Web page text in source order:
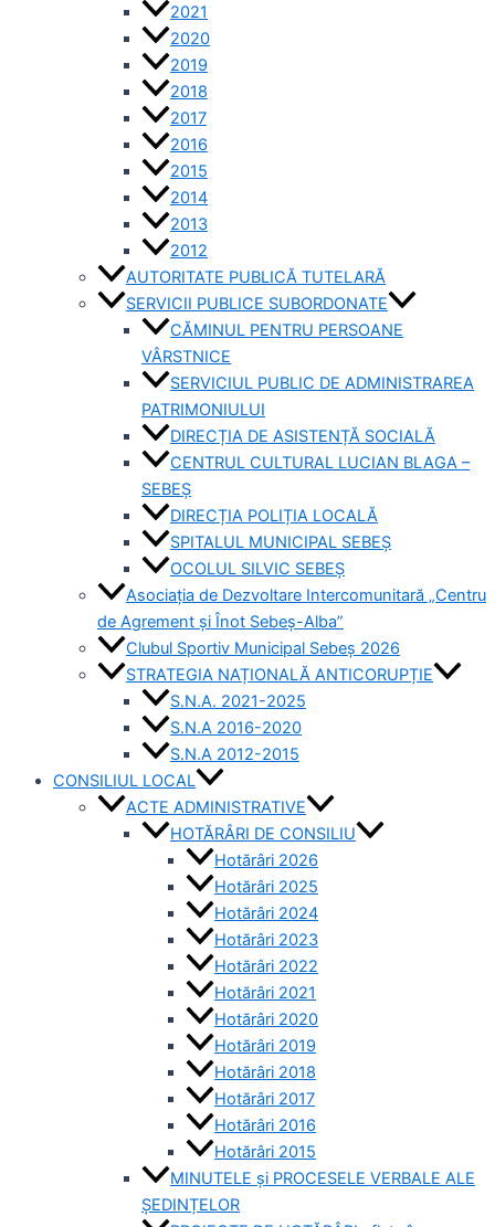
2021
2020
2019
2018
2017
2016
2015
2014
2013
2012
AUTORITATE PUBLICĂ TUTELARĂ
SERVICII PUBLICE SUBORDONATE
CĂMINUL PENTRU PERSOANE
VÂRSTNICE
SERVICIUL PUBLIC DE ADMINISTRAREA
PATRIMONIULUI
DIRECȚIA DE ASISTENȚĂ SOCIALĂ
CENTRUL CULTURAL LUCIAN BLAGA –
SEBEȘ
DIRECȚIA POLIȚIA LOCALĂ
SPITALUL MUNICIPAL SEBEȘ
OCOLUL SILVIC SEBEȘ
Asociația de Dezvoltare Intercomunitară „Centru
de Agrement și Înot Sebeș-Alba”
Clubul Sportiv Municipal Sebeș 2026
STRATEGIA NAȚIONALĂ ANTICORUPȚIE
S.N.A. 2021-2025
S.N.A 2016-2020
S.N.A 2012-2015
CONSILIUL LOCAL
ACTE ADMINISTRATIVE
HOTĂRÂRI DE CONSILIU
Hotărâri 2026
Hotărâri 2025
Hotărâri 2024
Hotărâri 2023
Hotărâri 2022
Hotărâri 2021
Hotărâri 2020
Hotărâri 2019
Hotărâri 2018
Hotărâri 2017
Hotărâri 2016
Hotărâri 2015
MINUTELE și PROCESELE VERBALE ALE
ȘEDINȚELOR